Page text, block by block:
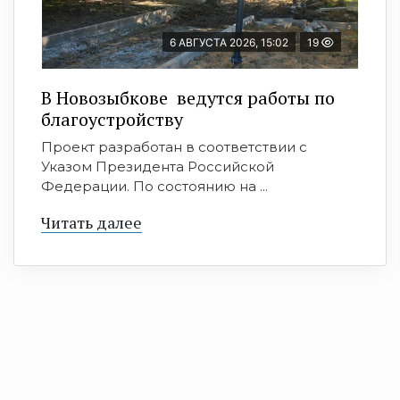
6 АВГУСТА 2026, 15:02 19
В Новозыбкове ведутся работы по
благоустройству
Проект разработан в соответствии с
Указом Президента Российской
Федерации. По состоянию на ...
Читать далее